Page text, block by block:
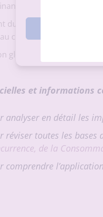
: la DGCCRF
du droit de rétractation :
client est
globale de votre
et informations
analyser en détail les
réviser toutes les
de la
comprendre